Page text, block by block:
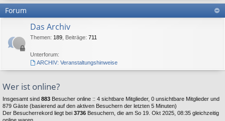
Forum
Das Archiv
Themen: 189 Beiträge: 711
Unterforum:
ARCHIV: Veranstaltungshinweise
Wer ist online?
Insgesamt sind 883 Besucher online :: 4 sichtbare Mitglieder, 0 unsichtbare Mitglieder und
879 Gäste (basierend auf den aktiven Besuchern der letzten 5 Minuten)
Der Besucherrekord liegt bei 3736 Besuchern, die am So 19. Okt 2025, 08:35 gleichzeitig